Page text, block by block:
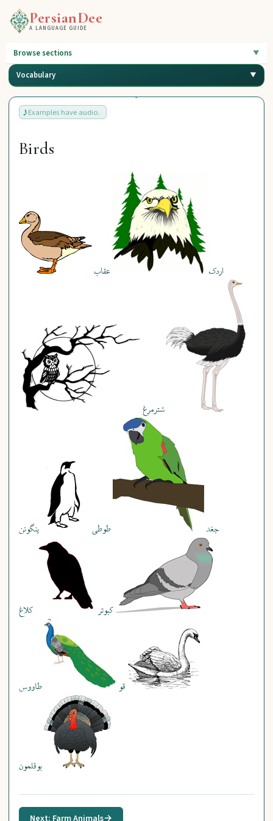
PersianDee
A LANGUAGE GUIDE
Browse sections
Vocabulary
Examples have audio.
Birds
اردک عقاب
شترمرغ
جغد طوطی پنگوئن
کبوتر کلاغ
قو طاووس
بوقلمون
Next: Farm Animals→